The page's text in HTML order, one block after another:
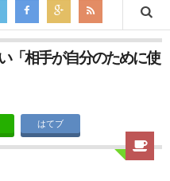
「相手が自分のために使
はてブ